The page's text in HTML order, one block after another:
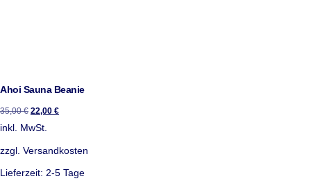
Ahoi Sauna Beanie
35,00€ 22,00 €
inkl. MwSt.
zzgl. Versandkosten
Lieferzeit: 2-5 Tage